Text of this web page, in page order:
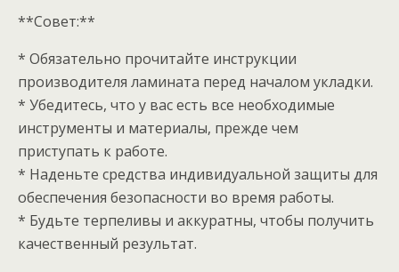
**Совет:**
* Обязательно прочитайте инструкции
производителя ламината перед началом укладки.
* Убедитесь, что у вас есть все необходимые
инструменты и материалы, прежде чем
приступать к работе.
* Наденьте средства индивидуальной защиты для
обеспечения безопасности во время работы.
* Будьте терпеливы и аккуратны, чтобы получить
качественный результат.